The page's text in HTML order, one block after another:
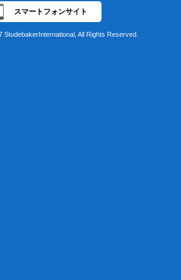
スマートフォンサイト
StudebakerInternational, All Rights Reserved.